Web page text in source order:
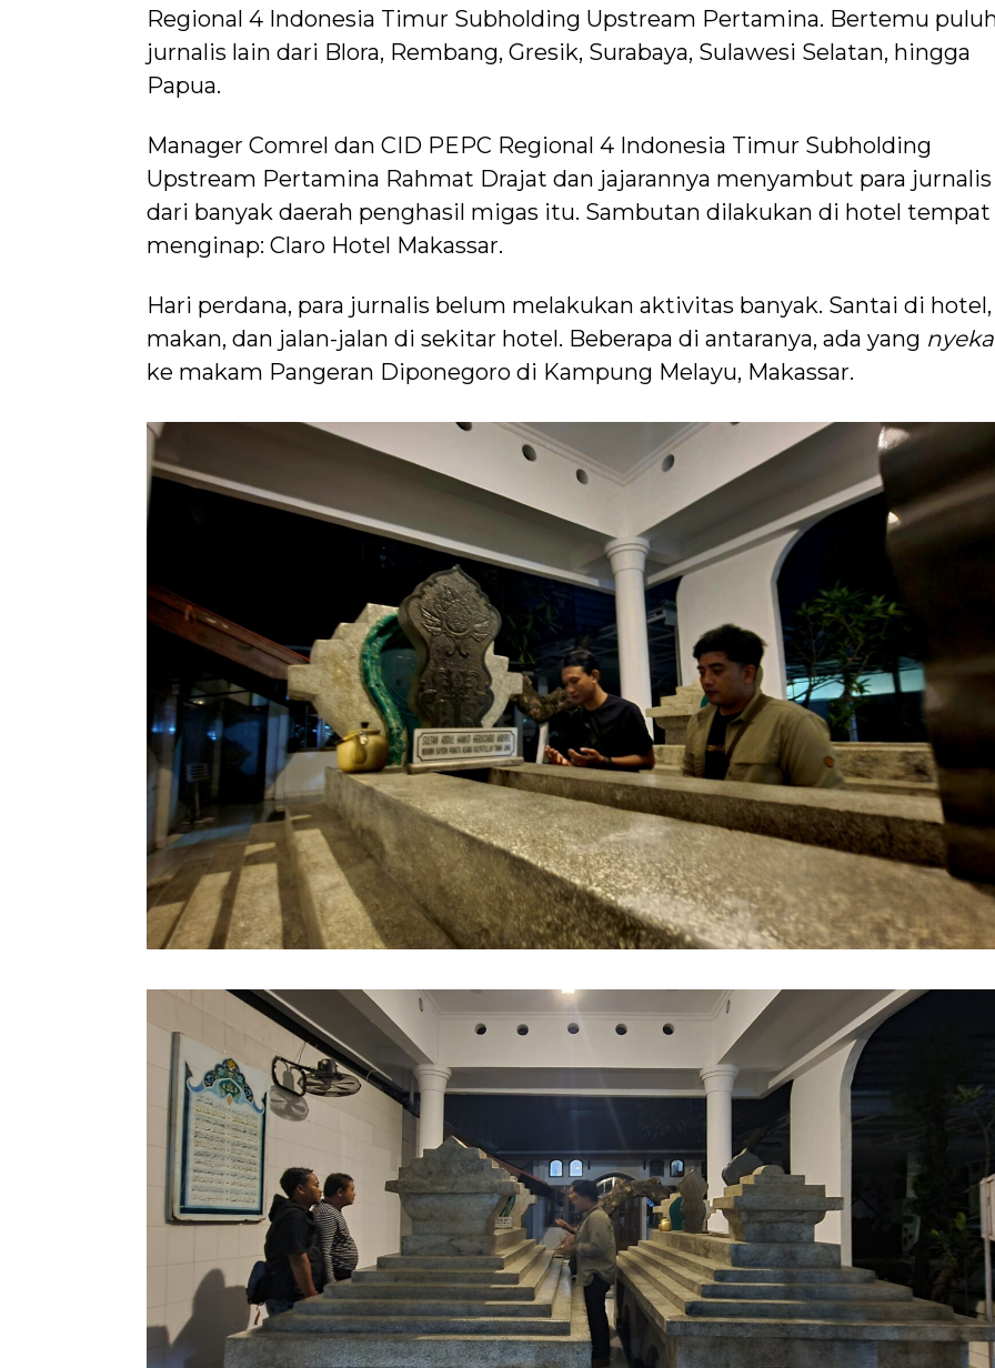
Regional 4 Indonesia Timur Subholding Upstream Pertamina. Bertemu
jurnalis lain dari Blora, Rembang, Gresik, Surabaya, Sulawesi Selatan, hingga
Papua.
Manager Comrel dan CID PEPC Regional 4 Indonesia Timur Subholding
Upstream Pertamina Rahmat Drajat dan jajarannya menyambut para jurnalis
dari banyak daerah penghasil migas itu. Sambutan dilakukan di hotel tempat
menginap: Claro Hotel Makassar.
Hari perdana, para jurnalis belum melakukan aktivitas banyak. Santai di hotel,
makan, dan jalan-jalan di sekitar hotel. Beberapa di antaranya, ada yang
ke makam Pangeran Diponegoro di Kampung Melayu, Makassar.